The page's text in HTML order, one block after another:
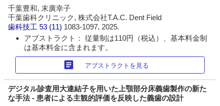
千葉豊和, 末廣幸子
千葉歯科クリニック, 株式会社T.A.C. Dent Field
歯科技工 53 (11) 1083-1097, 2025.
アブストラクト： 従量制は110円（税込）、基本料金制
は基本料金に含まれます。
article アブストラクトを見る
デジタル診査用大連結子を用いた上顎部分床義歯製作の新た
な手法 - 患者による主観的評価を反映した義歯の設計